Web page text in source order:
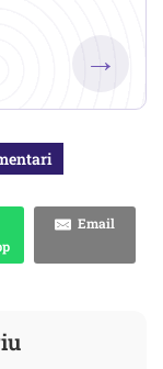
→
Email